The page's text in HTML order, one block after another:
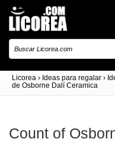
Licorea › Ideas para regalar ›
de Osborne Dalí Ceramica
Count of